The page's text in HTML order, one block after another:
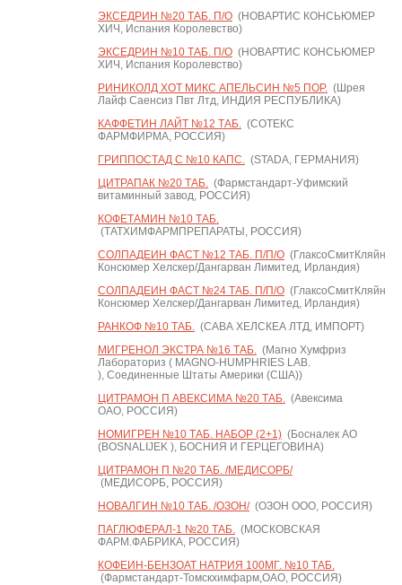
ЭКСЕДРИН №20 ТАБ. П/О(НОВАРТИС КОНСЬЮМЕР
ХИЧ, Испания Королевство)
ЭКСЕДРИН №10 ТАБ. П/О(НОВАРТИС КОНСЬЮМЕР
ХИЧ, Испания Королевство)
РИНИКОЛД ХОТ МИКС АПЕЛЬСИН №5 ПОР.(Шрея
Лайф Саенсиз Пвт Лтд, ИНДИЯ РЕСПУБЛИКА)
КАФФЕТИН ЛАЙТ №12 ТАБ.(СОТЕКС
ФАРМФИРМА, РОССИЯ)
ГРИППОСТАД С №10 КАПС.(STADA, ГЕРМАНИЯ)
ЦИТРАПАК №20 ТАБ.(Фармстандарт-Уфимский
витаминный завод, РОССИЯ)
КОФЕТАМИН №10 ТАБ.
(ТАТХИМФАРМПРЕПАРАТЫ, РОССИЯ)
СОЛПАДЕИН ФАСТ №12 ТАБ. П/П/О(ГлаксоСмитКляйн
Консюмер Хелскер/Дангарван Лимитед, Ирландия)
СОЛПАДЕИН ФАСТ №24 ТАБ. П/П/О(ГлаксоСмитКляйн
Консюмер Хелскер/Дангарван Лимитед, Ирландия)
РАНКОФ №10 ТАБ.(САВА ХЕЛСКЕА ЛТД, ИМПОРТ)
МИГРЕНОЛ ЭКСТРА №16 ТАБ.(Магно Хумфриз
Лабораториз ( MAGNO-HUMPHRIES LAB.
), Соединенные Штаты Америки (США))
ЦИТРАМОН П АВЕКСИМА №20 ТАБ.(Авексима
ОАО, РОССИЯ)
НОМИГРЕН №10 ТАБ. НАБОР (2+1)(Босналек АО
(BOSNALIJEK ), БОСНИЯ И ГЕРЦЕГОВИНА)
ЦИТРАМОН П №20 ТАБ. /МЕДИСОРБ/
(МЕДИСОРБ, РОССИЯ)
НОВАЛГИН №10 ТАБ. /ОЗОН/(ОЗОН ООО, РОССИЯ)
ПАГЛЮФЕРАЛ-1 №20 ТАБ.(МОСКОВСКАЯ
ФАРМ.ФАБРИКА, РОССИЯ)
КОФЕИН-БЕНЗОАТ НАТРИЯ 100МГ. №10 ТАБ.
(Фармстандарт-Томскхимфарм,ОАО, РОССИЯ)